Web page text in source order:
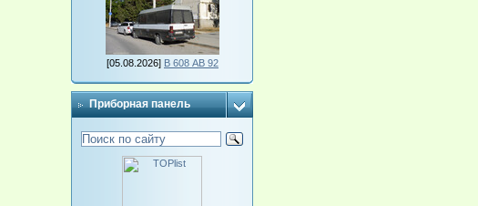
[05.08.2026] В 608 АВ 92
Приборная панель